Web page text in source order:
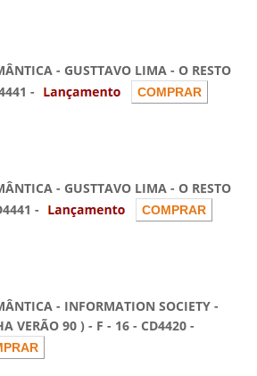
- GUSTTAVO LIMA - O RESTO
-
- GUSTTAVO LIMA - O RESTO
-
- INFORMATION SOCIETY -
VERÃO 90 ) - F - 16 - CD4420 -